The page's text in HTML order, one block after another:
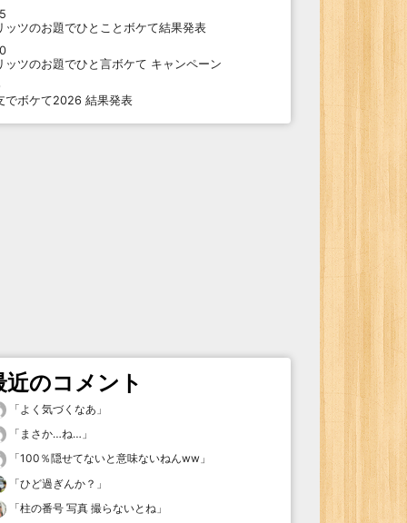
ッツのお題でひとことボケて結果発表
ッツのお題でひと言ボケて キャンペーン
でボケて2026 結果発表
近のコメント
「よく気づくなあ 」
「 まさか…ね… 」
「100％隠せてないと意味ないねんww 」
「ひど過ぎんか？ 」
「柱の番号 写真 撮らないとね 」